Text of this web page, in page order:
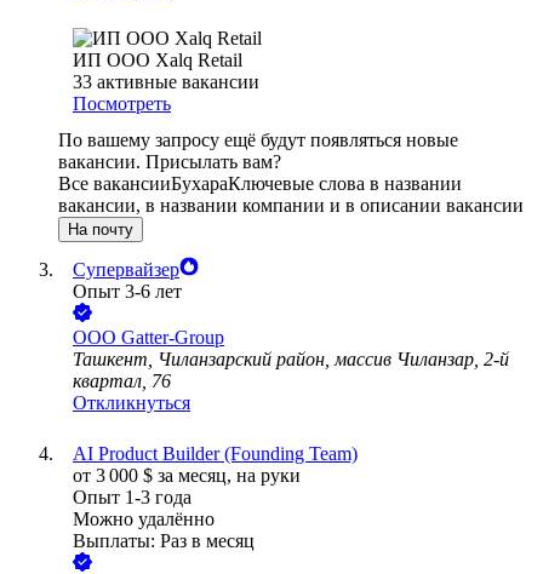
ИП ООО Xalq Retail
33 активные вакансии
Посмотреть
По вашему запросу ещё будут появляться новые
вакансии. Присылать вам?
Все вакансииБухараКлючевые слова в названии
вакансии, в названии компании и в описании вакансии
На почту
Супервайзер
Опыт 3-6 лет
ООО Gatter-Group
Ташкент, Чиланзарский район, массив Чиланзар, 2-й
квартал, 76
Откликнуться
AI Product Builder (Founding Team)
от 3 000 $ за месяц, на руки
Опыт 1-3 года
Можно удалённо
Выплаты: Раз в месяц